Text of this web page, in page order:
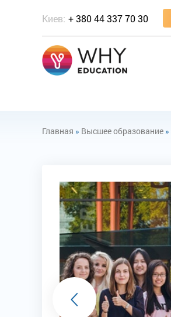
Киев: + 380 44 337 70 30
Главная » Высшее образование »